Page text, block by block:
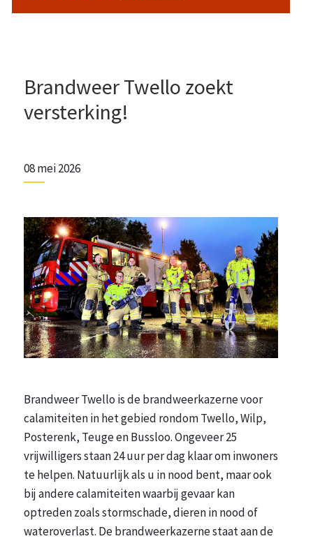
Brandweer Twello zoekt
versterking!
08 mei 2026
Brandweer Twello is de brandweerkazerne voor
calamiteiten in het gebied rondom Twello, Wilp,
Posterenk, Teuge en Bussloo. Ongeveer 25
vrijwilligers staan 24 uur per dag klaar om inwoners
te helpen. Natuurlijk als u in nood bent, maar ook
bij andere calamiteiten waarbij gevaar kan
optreden zoals stormschade, dieren in nood of
wateroverlast. De brandweerkazerne staat aan de